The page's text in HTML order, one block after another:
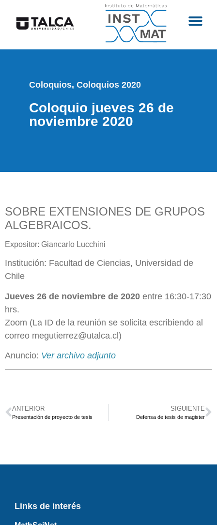
Coloquios, Coloquios 2020
Coloquio jueves 26 de
noviembre 2020
SOBRE EXTENSIONES DE GRUPOS
ALGEBRAICOS.
Expositor: Giancarlo Lucchini
Institución: Facultad de Ciencias, Universidad de
Chile
Jueves 26 de noviembre de 2020 entre 16:30-17:30
hrs.
Zoom (La ID de la reunión se solicita escribiendo al
correo megutierrez@utalca.cl)
Anuncio: Ver archivo adjunto
ANTERIOR
Presentación de proyecto de tesis
SIGUIENTE
Defensa de tesis de magister
Links de interés